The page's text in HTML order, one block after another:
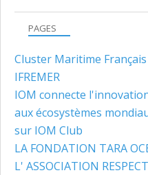
PAGES
Cluster Maritime Français
IFREMER
IOM connecte
aux écosystèmes
sur IOM Club
LA FONDATION TARA
L' ASSOCIATION